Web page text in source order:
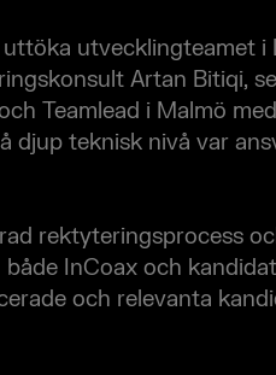
utvecklingteamet i
Artan Bitiqi,
Teamlead i Malmö
djup teknisk nivå var
rektyteringsprocess
InCoax och
och relevanta